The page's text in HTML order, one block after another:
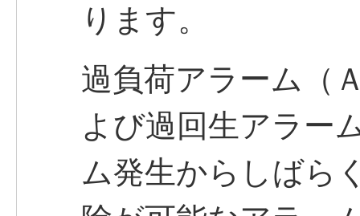
ります。
過負荷アラーム（
よび過回生アラー
ム発生からしばら